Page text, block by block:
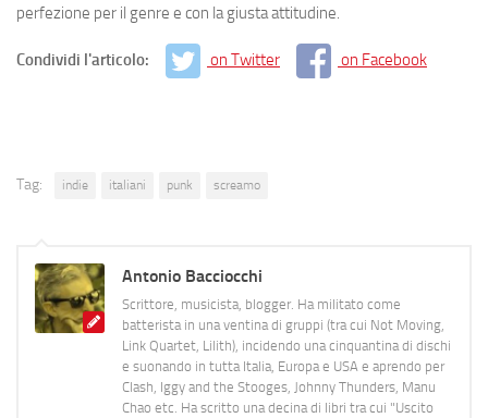
perfezione per il genre e con la giusta attitudine.
Condividi l'articolo: on Twitter on Facebook
Tag: indie italiani punk screamo
Antonio Bacciocchi
Scrittore, musicista, blogger. Ha militato come
batterista in una ventina di gruppi (tra cui Not Moving,
Link Quartet, Lilith), incidendo una cinquantina di dischi
e suonando in tutta Italia, Europa e USA e aprendo per
Clash, Iggy and the Stooges, Johnny Thunders, Manu
Chao etc. Ha scritto una decina di libri tra cui "Uscito